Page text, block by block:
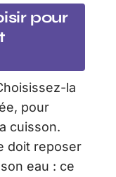
pour
la
pour
cuisson.
doit reposer
eau : ce